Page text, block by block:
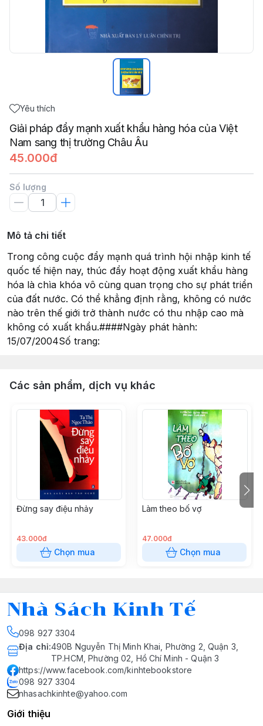
Yêu thích
Giải pháp đẩy mạnh xuất khẩu hàng hóa của Việt
Nam sang thị trường Châu Âu
45.000đ
Số lượng
Mô tả chi tiết
Trong công cuộc đẩy mạnh quá trình hội nhập kinh tế
quốc tế hiện nay, thúc đẩy hoạt động xuất khẩu hàng
hóa là chìa khóa vô cùng quan trọng cho sự phát triển
của đất nước. Có thể khẳng định rằng, không có nước
nào trên thế giới trở thành nước có thu nhập cao mà
không có xuất khẩu.####Ngày phát hành:
15/07/2004Số trang:
Các sản phẩm, dịch vụ khác
Đừng say điệu nhảy
43.000đ
Chọn mua
Làm theo bố vợ
47.000đ
Chọn mua
Nhà Sách Kinh Tế
098 927 3304
Địa chỉ:490B Nguyễn Thị Minh Khai, Phường 2, Quận 3,
TP.HCM, Phường 02, Hồ Chí Minh - Quận 3
https://www.facebook.com/kinhtebookstore
098 927 3304
nhasachkinhte@yahoo.com
Giới thiệu